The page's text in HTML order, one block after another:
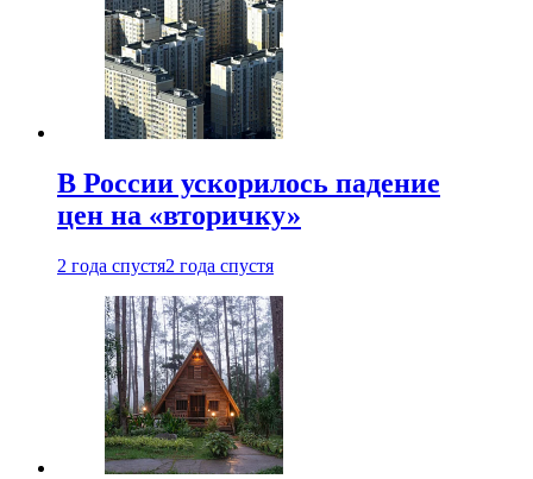
В России ускорилось падение
цен на «вторичку»
2 года спустя2 года спустя